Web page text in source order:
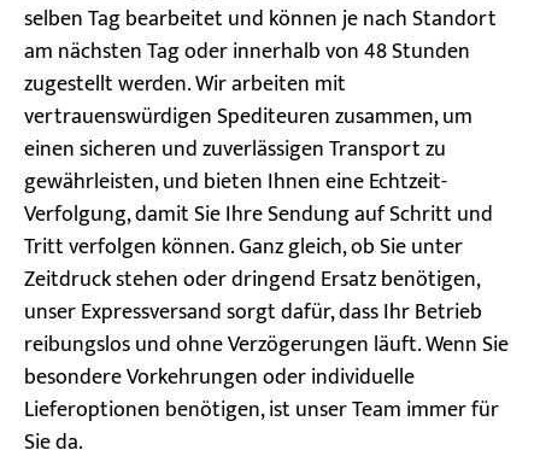
selben Tag bearbeitet und können je nach Standort
am nächsten Tag oder innerhalb von 48 Stunden
zugestellt werden. Wir arbeiten mit
vertrauenswürdigen Spediteuren zusammen, um
einen sicheren und zuverlässigen Transport zu
gewährleisten, und bieten Ihnen eine Echtzeit-
Verfolgung, damit Sie Ihre Sendung auf Schritt und
Tritt verfolgen können. Ganz gleich, ob Sie unter
Zeitdruck stehen oder dringend Ersatz benötigen,
unser Expressversand sorgt dafür, dass Ihr Betrieb
reibungslos und ohne Verzögerungen läuft. Wenn Sie
besondere Vorkehrungen oder individuelle
Lieferoptionen benötigen, ist unser Team immer für
Sie da.